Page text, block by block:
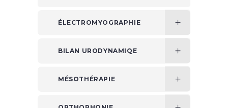
ÉLECTROMYOGRAPHIE
BILAN URODYNAMIQE
MÉSOTHÉRAPIE